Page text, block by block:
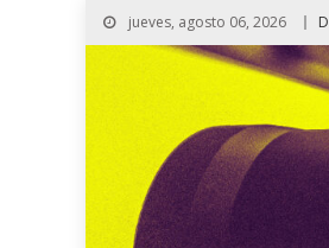
jueves, agosto 06, 2026